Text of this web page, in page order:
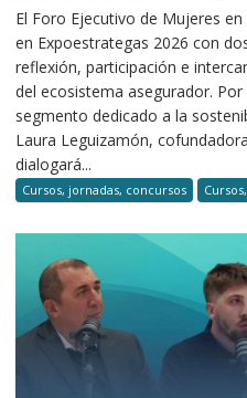
El Foro Ejecutivo de Mujeres
en Expoestrategas 2026 con
reflexión, participación e
del ecosistema asegurador.
segmento dedicado a la
Laura Leguizamón,
dialogará...
Cursos, jornadas, concursos